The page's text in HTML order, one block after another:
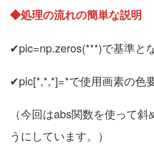
◆処理の流れの簡単な説明
✔pic=np.zeros(***)で基準と
✔pic[*,*,*]=*で使用画素の色
（今回はabs関数を使って
うにしています。）